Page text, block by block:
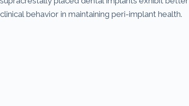
clinical behavior in maintaining peri-implant health.